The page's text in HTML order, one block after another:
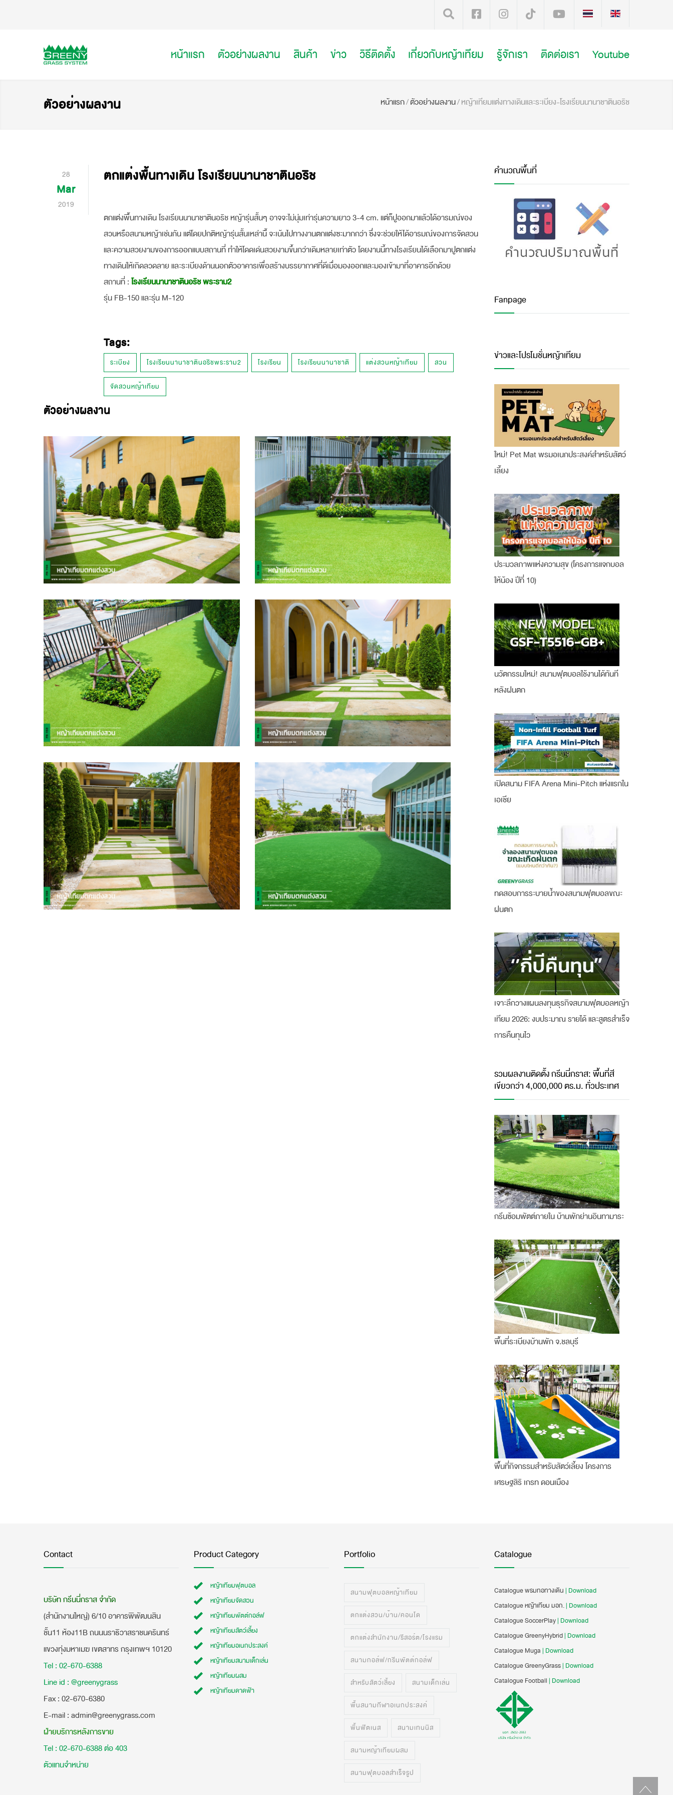
หน้าแรก ตัวอย่างผลงาน สินค้า ข่าว วิธีติดตั้ง เกี่ยวกับหญ้าเทียม รู้จักเรา ติดต่อเรา Youtube
ตัวอย่างผลงาน หน้าแรก/ตัวอย่างผลงาน/หญ้าเทียมแต่งทางเดินและระเบียง-โรงเรียนนานาชาตินอริช
28
Mar
2019
ตกแต่งพื้นทางเดิน โรงเรียนนานาชาตินอริช
ตกแต่งพื้นทางเดิน โรงเรียนนานาชาตินอริช หญ้ารุ่นสั้นๆ อาจจะไม่นุ่มเท่ารุ่นความยาว 3-4 cm. แต่ก็ปูออกมาแล้วได้อารมณ์ของ
สวนหรือสนามหญ้าเช่นกัน แต่โดยปกติหญ้ารุ่นสั้นเหล่านี้้ จะเน้นไปทางงานตกแต่งซะมากกว่า ซึ่งจะช่วยให้ได้อารมณ์ของการจัดสวน
และความสวยงามของการออกแบบสถานที่ ทำให้โดดเด่นสวยงามขึ้นกว่าเดิมหลายเท่าตัว โดยงานนี้ทางโรงเรียนได้เลือกมาปูตกแต่ง
ทางเดินให้เกิดลวดลาย และระเบียงด้านนอกตัวอาคารเพื่อสร้างบรรยากาศที่ดีเมื่อมองออกและมองเข้ามาที่อาคารอีกด้วย
สถานที่ : โรงเรียนนานาชาตินอริช พระราม2
รุ่น FB-150 และรุ่น M-120
Tags:
ระเบียง โรงเรียนนานาชาตินอริชพระราม2 โรงเรียน โรงเรียนนานาชาติ แต่งสวนหญ้าเทียม สวน
จัดสวนหญ้าเทียม
ตัวอย่างผลงาน
คำนวณพื้นที่
Fanpage
ข่าวและโปรโมชั่นหญ้าเทียม
ใหม่! Pet Mat พรมอเนกประสงค์สำหรับสัตว์
เลี้ยง
ประมวลภาพแห่งความสุข (โครงการแจกบอล
ให้น้อง ปีที่ 10)
นวัตกรรมใหม่! สนามฟุตบอลใช้งานได้ทันที
หลังฝนตก
เปิดสนาม FIFA Arena Mini-Pitch แห่งแรกใน
เอเชีย
ทดสอบการระบายน้ำของสนามฟุตบอลขณะ
ฝนตก
เจาะลึกวางแผนลงทุนธุรกิจสนามฟุตบอลหญ้า
เทียม 2026: งบประมาณ รายได้ และสูตรสำเร็จ
การคืนทุนไว
รวมผลงานติดตั้ง กรีนนี่กราส: พื้นที่สี
เขียวกว่า 4,000,000 ตร.ม. ทั่วประเทศ
กรีนซ้อมพัตต์ภายใน บ้านพักย่านอินทามาระ
พื้นที่ระเบียงบ้านพัก จ.ชลบุรี
พื้นที่กิจกรรมสำหรับสัตว์เลี้ยง โครงการ
เศรษฐสิริ เกรท ดอนเมือง
Contact
บริษัท กรีนนี่กราส จำกัด
(สำนักงานใหญ่) 6/10 อาคารพิพัฒนสิน
ชั้น11 ห้อง11B ถนนนราธิวาสราชนครินทร์
แขวงทุ่งมหาเมฆ เขตสาทร กรุงเทพฯ 10120
Tel : 02-670-6388
Line id : @greenygrass
​Fax : 02-670-6380
E-mail : admin@greenygrass.com
ฝ่ายบริการหลังการขาย
Tel : 02-670-6388 ต่อ 403
ตัวแทนจำหน่าย
Product Category
หญ้าเทียมฟุตบอล
หญ้าเทียมจัดสวน
หญ้าเทียมพัตต์กอล์ฟ
หญ้าเทียมสัตว์เลี้ยง
หญ้าเทียมอเนกประสงค์
หญ้าเทียมสนามเด็กเล่น
หญ้าเทียมผสม
หญ้าเทียมดาดฟ้า
Portfolio
สนามฟุตบอลหญ้าเทียม
ตกแต่งสวน/บ้าน/คอนโด
ตกแต่งสำนักงาน/รีสอร์ต/โรงแรม
สนามกอล์ฟ/กรีนพัตต์กอล์ฟ
สำหรับสัตว์เลี้ยง สนามเด็กเล่น
พื้นสนามกีฬาอเนกประสงค์
พื้นฟิตเนส สนามเทนนิส
สนามหญ้าเทียมผสม
สนามฟุตบอลสำเร็จรูป
Catalogue
Catalogue พรมทอทางเดิน | Download
Catalogue หญ้าเทียม มอก.| Download
Catalogue SoccerPlay| Download
Catalogue GreenyHybrid| Download
Catalogue Muga | Download
Catalogue GreenyGrass| Download
Catalogue Football | Download